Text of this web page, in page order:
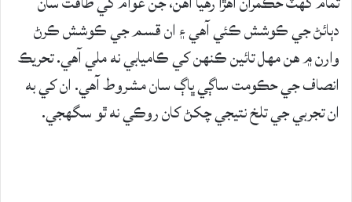
دٻائڻ جي ڪوشش ڪئي آهي ۽ ان قسم جي ڪوشش ڪرڻ
وارن ۾ هن مهل تائين ڪنهن کي ڪاميابي نه ملي آهي. تحريڪ
انصاف جي حڪومت ساڳي ڀاڳ سان مشروط آهي. ان کي به
ان تجربي جي تلخ نتيجي چکڻ کان روڪي نه ٿو سگهجي.